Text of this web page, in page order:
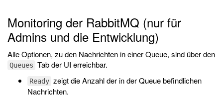
Monitoring der RabbitMQ (nur für
Admins und die Entwicklung)
Alle Optionen, zu den Nachrichten in einer Queue, sind über den
Queues Tab der UI erreichbar.
Ready zeigt die Anzahl der in der Queue befindlichen
Nachrichten.